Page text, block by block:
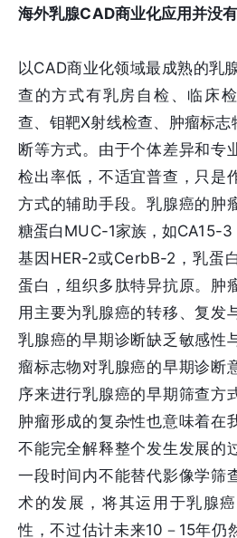
海外乳腺CAD商业化应用并没
以CAD商业化领域最成熟的乳
查的方式有乳房自检、临床
查、钼靶X射线检查、肿瘤标
断等方式。由于个体差异和专
检出率低，不适宜普查，只是
方式的辅助手段。乳腺癌的肿
糖蛋白MUC-1家族，如CA15-3
基因HER-2或CerbB-2，乳蛋
蛋白，组织多肽特异抗原。肿
用主要为乳腺癌的转移、复发
乳腺癌的早期诊断缺乏敏感性
瘤标志物对乳腺癌的早期诊断
序来进行乳腺癌的早期筛查方
肿瘤形成的复杂性也意味着在
不能完全解释整个发生发展的
一段时间内不能替代影像学筛
术的发展，将其运用于乳腺
性，不过估计未来10－15年仍